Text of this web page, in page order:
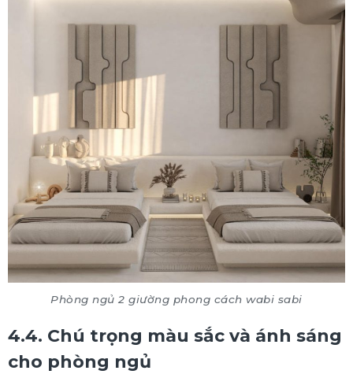
Phòng ngủ 2 giường phong cách wabi sabi
4.4. Chú trọng màu sắc và ánh sáng
cho phòng ngủ